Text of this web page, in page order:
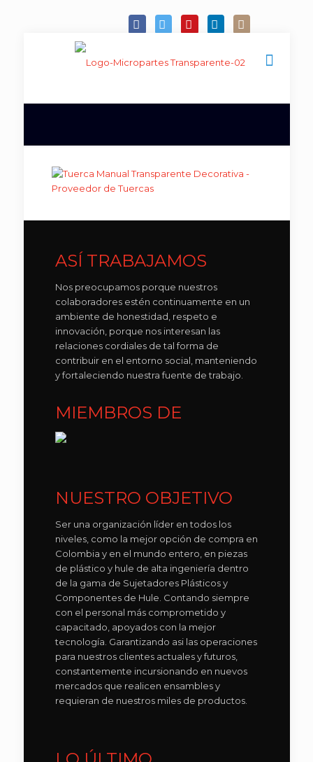
ASÍ TRABAJAMOS
Nos preocupamos porque nuestros
colaboradores estén continuamente en un
ambiente de honestidad, respeto e
innovación, porque nos interesan las
relaciones cordiales de tal forma de
contribuir en el entorno social, manteniendo
y fortaleciendo nuestra fuente de trabajo.
MIEMBROS DE
NUESTRO OBJETIVO
Ser una organización líder en todos los
niveles, como la mejor opción de compra en
Colombia y en el mundo entero, en piezas
de plástico y hule de alta ingeniería dentro
de la gama de Sujetadores Plásticos y
Componentes de Hule. Contando siempre
con el personal más comprometido y
capacitado, apoyados con la mejor
tecnología. Garantizando asi las operaciones
para nuestros clientes actuales y futuros,
constantemente incursionando en nuevos
mercados que realicen ensambles y
requieran de nuestros miles de productos.